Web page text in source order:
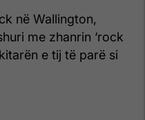
në Wallington,
me zhanrin ‘rock
e tij të parë si